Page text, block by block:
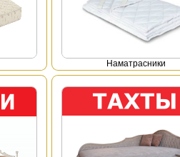
Наматрасники